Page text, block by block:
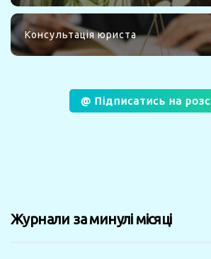
Консультація юриста
@ Підписатись на
Журнали за минулі місяці